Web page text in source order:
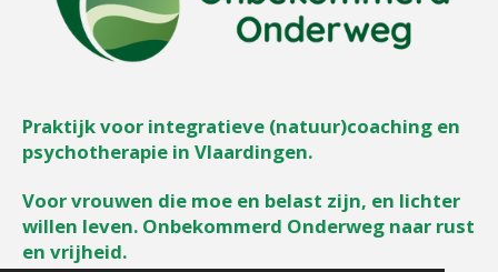
Praktijk voor integratieve (natuur)coaching en
psychotherapie in Vlaardingen.
Voor vrouwen die moe en belast zijn, en lichter
willen leven. Onbekommerd Onderweg naar rust
en vrijheid.